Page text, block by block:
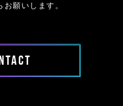
お願いします。